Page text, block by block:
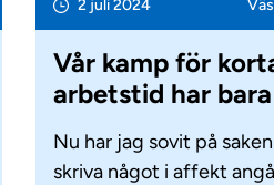
2 juli 2024
Vår kamp för
arbetstid har
Nu har jag sovit på
skriva något i affekt